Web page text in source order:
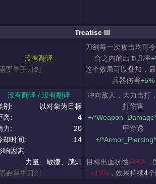
Treatise III
没有翻译
要单手刀剑
刀剑每一次攻击均可
合之内的出血几率
这个效果可以叠加，
兵器伤害+5%
没有翻译 / 没有翻译
别:
以对象为目标
离:
4
力:
20
却时间:
14
响因素:
力量、敏捷、感知
要单手刀剑
冲向敌人，大力击打
打伤害
+/
甲穿透
+/
目标出血抗性-33%，
+10% ，效果持续4个